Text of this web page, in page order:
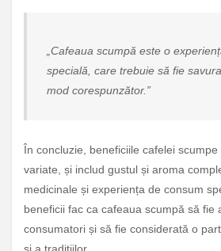
„Cafeaua scumpă este o
specială, care trebuie să fie
mod corespunzător.”
În concluzie, beneficiile cafelei
variate, și includ gustul și aroma
medicinale și experiența de consum
beneficii fac ca cafeaua scumpă să fie
consumatori și să fie considerată o
și a tradițiilor.